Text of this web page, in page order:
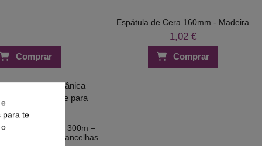
Comprar
Espátula de Cera 160mm - Madeira
1,02 €
Comprar
Orgânica 300m –
para Sobrancelhas
para te